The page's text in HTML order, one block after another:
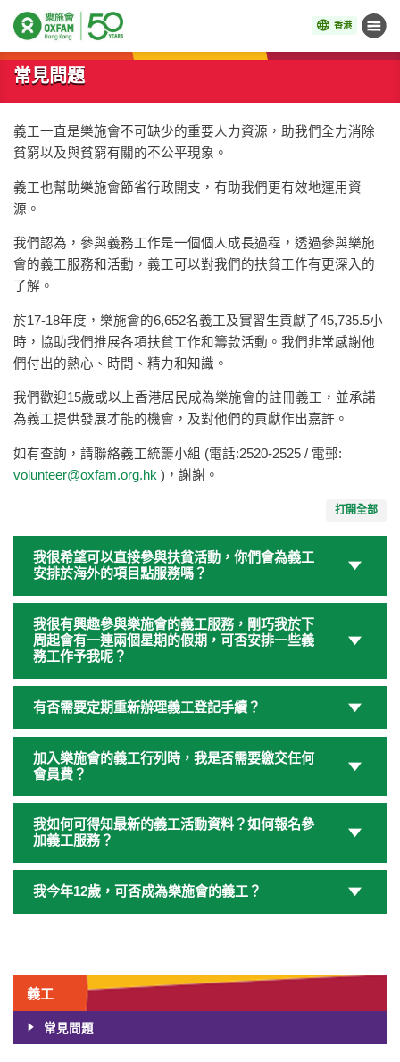
香港 目錄
開始主要內容
常見問題
義工
常見問題
義工一直是樂施會不可缺少的重要人力資源，助我們全力消除
貧窮以及與貧窮有關的不公平現象。
義工也幫助樂施會節省行政開支，有助我們更有效地運用資
源。
我們認為，參與義務工作是一個個人成長過程，透過參與樂施
會的義工服務和活動，義工可以對我們的扶貧工作有更深入的
了解。
於17-18年度，樂施會的6,652名義工及實習生貢獻了45,735.5小
時，協助我們推展各項扶貧工作和籌款活動。我們非常感謝他
們付出的熱心、時間、精力和知識。
我們歡迎15歲或以上香港居民成為樂施會的註冊義工，並承諾
為義工提供發展才能的機會，及對他們的貢獻作出嘉許。
如有查詢，請聯絡義工統籌小組 (電話:2520-2525 / 電郵:
volunteer@oxfam.org.hk )，謝謝。
打開全部
我很希望可以直接參與扶貧活動，你們會為義工
安排於海外的項目點服務嗎？
我很有興趣參與樂施會的義工服務，剛巧我於下
周起會有一連兩個星期的假期，可否安排一些義
務工作予我呢？
有否需要定期重新辦理義工登記手續？
加入樂施會的義工行列時，我是否需要繳交任何
會員費？
我如何可得知最新的義工活動資料？如何報名參
加義工服務？
我今年12歲，可否成為樂施會的義工？